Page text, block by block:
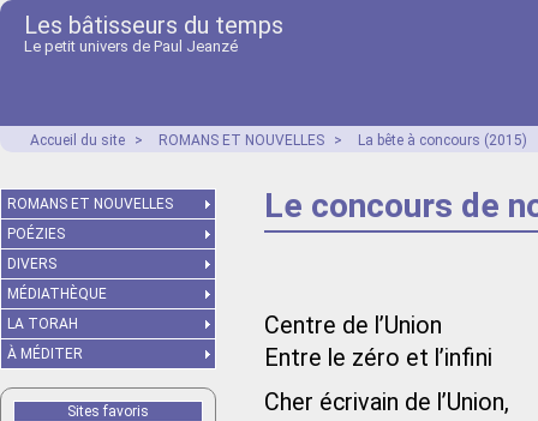
Les bâtisseurs du temps
Le petit univers de Paul Jeanzé
Accueil du site > ROMANS ET NOUVELLES > La bête à concours (2015)
Le concours de
Centre de l’Union
Entre le zéro et l’infini
Cher écrivain de l’Union,
ROMANS ET NOUVELLES
POÉZIES
DIVERS
MÉDIATHÈQUE
LA TORAH
À MÉDITER
Sites favoris